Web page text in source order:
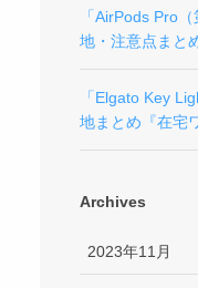
「AirPods Pro
地・注意点まと
「Elgato Key
地まとめ『在宅
Archives
2023年11月